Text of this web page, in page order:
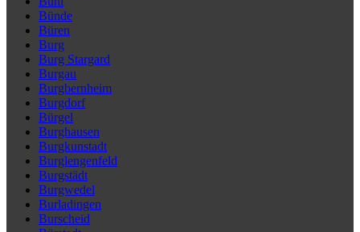
Bünde
Büren
Burg
Burg Stargard
Burgau
Burgbernheim
Burgdorf
Bürgel
Burghausen
Burgkunstadt
Burglengenfeld
Burgstädt
Burgwedel
Burladingen
Burscheid